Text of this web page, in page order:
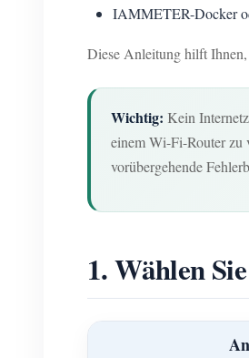
IAMMETER-Docker
Diese Anleitung hilft
Wichtig: Kein
einem Wi-Fi-Router zu
vorübergehende
1. Wählen